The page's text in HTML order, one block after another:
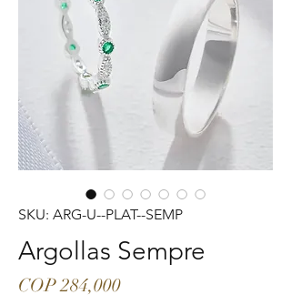
SKU: ARG-U--PLAT--SEMP
Argollas Sempre
COP 284,000Price